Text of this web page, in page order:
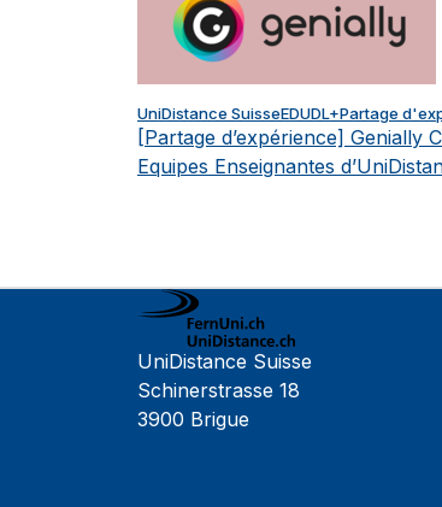
UniDistance SuisseEDUDL+Partage
[Partage d’expérience] Genially
Equipes Enseignantes
UniDistance Suisse
Schinerstrasse 18
3900 Brigue